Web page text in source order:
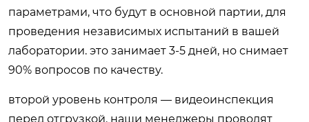
параметрами, что будут в основной партии, для
проведения независимых испытаний в вашей
лаборатории. это занимает 3-5 дней, но снимает
90% вопросов по качеству.
второй уровень контроля — видеоинспекция
перед отгрузкой. наши менеджеры проводят